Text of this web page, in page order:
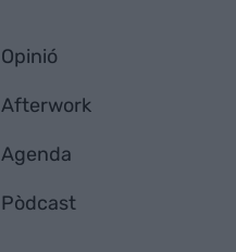
Opinió
Afterwork
Agenda
Pòdcast